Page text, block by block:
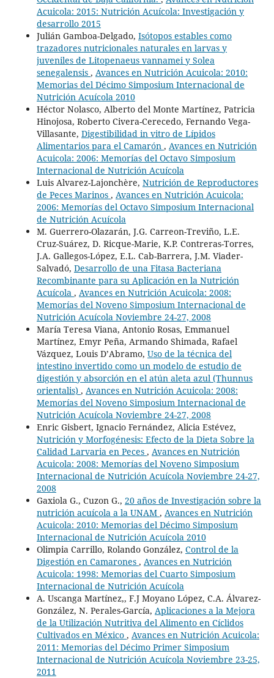
Acuicola: 2015: Nutrición Acuícola: Investigación y
desarrollo 2015
Julián Gamboa-Delgado, Isótopos estables como
trazadores nutricionales naturales en larvas y
juveniles de Litopenaeus vannamei y Solea
senegalensis , Avances en Nutrición Acuicola: 2010:
Memorias del Décimo Simposium Internacional de
Nutrición Acuícola 2010
Héctor Nolasco, Alberto del Monte Martínez, Patricia
Hinojosa, Roberto Civera-Cerecedo, Fernando Vega-
Villasante, Digestibilidad in vitro de Lípidos
Alimentarios para el Camarón , Avances en Nutrición
Acuicola: 2006: Memorías del Octavo Simposium
Internacional de Nutrición Acuícola
Luis Alvarez-Lajonchère, Nutrición de Reproductores
de Peces Marinos , Avances en Nutrición Acuicola:
2006: Memorías del Octavo Simposium Internacional
de Nutrición Acuícola
M. Guerrero-Olazarán, J.G. Carreon-Treviño, L.E.
Cruz-Suárez, D. Ricque-Marie, K.P. Contreras-Torres,
J.A. Gallegos-López, E.L. Cab-Barrera, J.M. Viader-
Salvadó, Desarrollo de una Fitasa Bacteriana
Recombinante para su Aplicación en la Nutrición
Acuícola , Avances en Nutrición Acuicola: 2008:
Memorías del Noveno Simposium Internacional de
Nutrición Acuícola Noviembre 24-27, 2008
María Teresa Viana, Antonio Rosas, Emmanuel
Martínez, Emyr Peña, Armando Shimada, Rafael
Vázquez, Louis D’Abramo, Uso de la técnica del
intestino invertido como un modelo de estudio de
digestión y absorción en el atún aleta azul (Thunnus
orientalis) , Avances en Nutrición Acuicola: 2008:
Memorías del Noveno Simposium Internacional de
Nutrición Acuícola Noviembre 24-27, 2008
Enric Gisbert, Ignacio Fernández, Alicia Estévez,
Nutrición y Morfogénesis: Efecto de la Dieta Sobre la
Calidad Larvaria en Peces , Avances en Nutrición
Acuicola: 2008: Memorías del Noveno Simposium
Internacional de Nutrición Acuícola Noviembre 24-27,
2008
Gaxiola G., Cuzon G., 20 años de Investigación sobre la
nutrición acuícola a la UNAM , Avances en Nutrición
Acuicola: 2010: Memorias del Décimo Simposium
Internacional de Nutrición Acuícola 2010
Olimpia Carrillo, Rolando González, Control de la
Digestión en Camarones , Avances en Nutrición
Acuicola: 1998: Memorias del Cuarto Simposium
Internacional de Nutrición Acuícola
A. Uscanga Martínez,, F.J Moyano López, C.A. Álvarez-
González, N. Perales-García, Aplicaciones a la Mejora
de la Utilización Nutritiva del Alimento en Cíclidos
Cultivados en México , Avances en Nutrición Acuicola:
2011: Memorias del Décimo Primer Simposium
Internacional de Nutrición Acuícola Noviembre 23-25,
2011